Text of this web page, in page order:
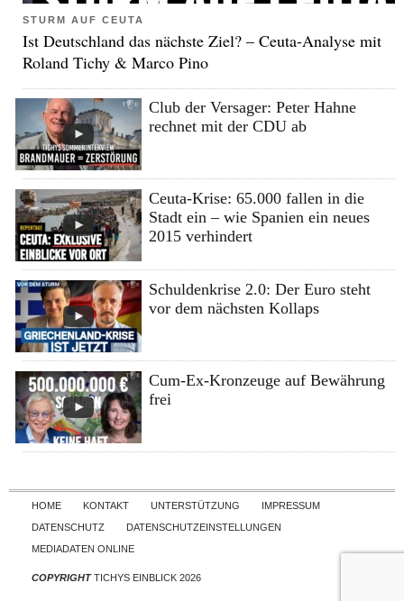
STURM AUF CEUTA
Ist Deutschland das nächste Ziel? – Ceuta-Analyse mit
Roland Tichy & Marco Pino
Club der Versager: Peter Hahne
rechnet mit der CDU ab
Ceuta-Krise: 65.000 fallen in die
Stadt ein – wie Spanien ein neues
2015 verhindert
Schuldenkrise 2.0: Der Euro steht
vor dem nächsten Kollaps
Cum-Ex-Kronzeuge auf Bewährung
frei
Skip to content
HOME KONTAKT UNTERSTÜTZUNG
IMPRESSUM
DATENSCHUTZ
DATENSCHUTZEINSTELLUNGEN
MEDIADATEN ONLINE
COPYRIGHTTICHYS EINBLICK 2026